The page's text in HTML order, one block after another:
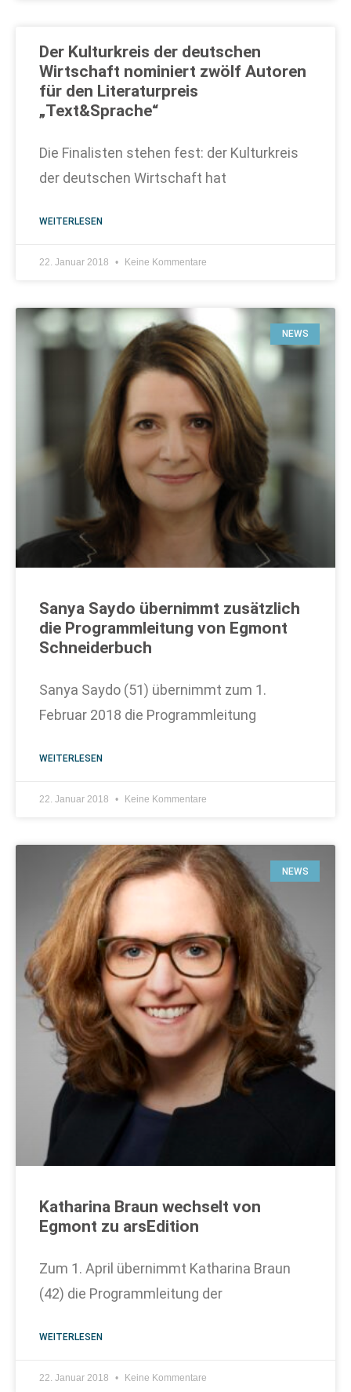
Der Kulturkreis der deutschen
Wirtschaft nominiert zwölf Autoren
für den Literaturpreis
„Text&Sprache“
Die Finalisten stehen fest: der Kulturkreis
der deutschen Wirtschaft hat
WEITERLESEN
22. Januar 2018 Keine Kommentare
NEWS
Sanya Saydo übernimmt zusätzlich
die Programmleitung von Egmont
Schneiderbuch
Sanya Saydo (51) übernimmt zum 1.
Februar 2018 die Programmleitung
WEITERLESEN
22. Januar 2018 Keine Kommentare
NEWS
Katharina Braun wechselt von
Egmont zu arsEdition
Zum 1. April übernimmt Katharina Braun
(42) die Programmleitung der
WEITERLESEN
22. Januar 2018 Keine Kommentare